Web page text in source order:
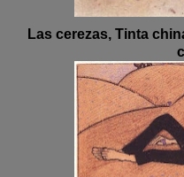
Las cerezas, Tinta